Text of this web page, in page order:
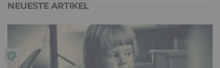
NEUESTE ARTIKEL